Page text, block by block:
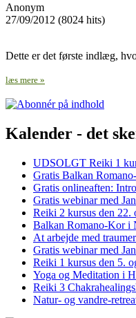
Anonym
27/09/2012 (8024 hits)
Dette er det første indlæg,
læs mere »
Kalender - det
UDSOLGT Reiki 1
Gratis Balkan
Gratis onlineaften:
Gratis webinar med
Reiki 2 kursus den 22.
Balkan Romano-Kor i
At arbejde med
Gratis webinar med
Reiki 1 kursus den 5.
Yoga og Meditation i
Reiki 3
Natur- og vandre-